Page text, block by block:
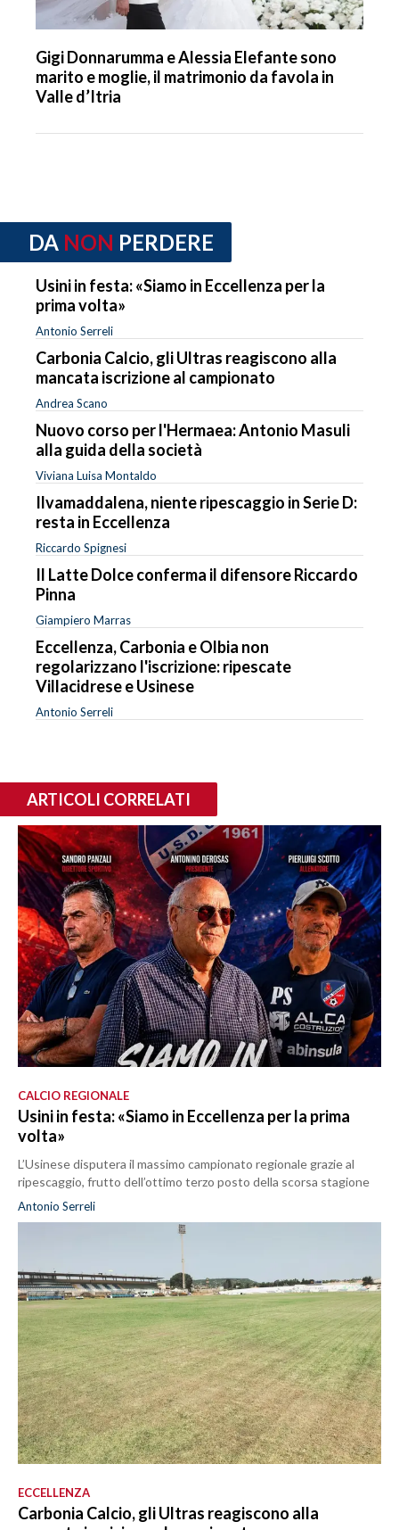
Gigi Donnarumma e Alessia Elefante sono
marito e moglie, il matrimonio da favola in
Valle d’Itria
DA NON PERDERE
Usini in festa: «Siamo in Eccellenza per la
prima volta»
Antonio Serreli
Carbonia Calcio, gli Ultras reagiscono alla
mancata iscrizione al campionato
Andrea Scano
Nuovo corso per l'Hermaea: Antonio Masuli
alla guida della società
Viviana Luisa Montaldo
Ilvamaddalena, niente ripescaggio in Serie D:
resta in Eccellenza
Riccardo Spignesi
Il Latte Dolce conferma il difensore Riccardo
Pinna
Giampiero Marras
Eccellenza, Carbonia e Olbia non
regolarizzano l'iscrizione: ripescate
Villacidrese e Usinese
Antonio Serreli
ARTICOLI CORRELATI
CALCIO REGIONALE
Usini in festa: «Siamo in Eccellenza per la prima
volta»
L’Usinese disputera il massimo campionato regionale grazie al
ripescaggio, frutto dell’ottimo terzo posto della scorsa stagione
Antonio Serreli
ECCELLENZA
Carbonia Calcio, gli Ultras reagiscono alla